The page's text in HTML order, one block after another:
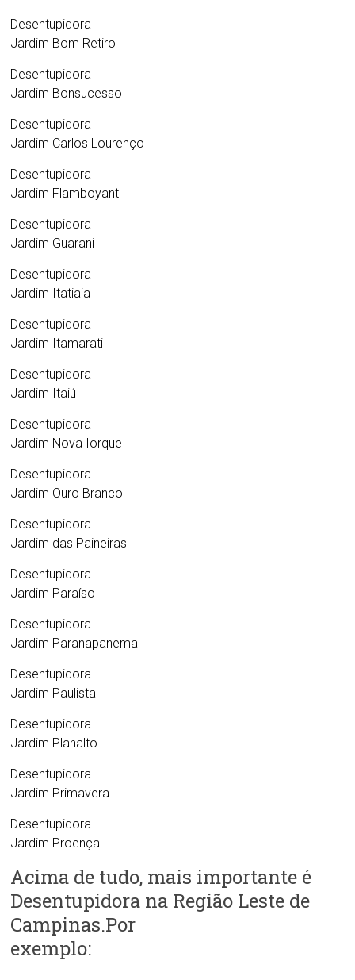
Desentupidora
Jardim Bom Retiro
Desentupidora
Jardim Bonsucesso
Desentupidora
Jardim Carlos Lourenço
Desentupidora
Jardim Flamboyant
Desentupidora
Jardim Guarani
Desentupidora
Jardim Itatiaia
Desentupidora
Jardim Itamarati
Desentupidora
Jardim Itaiú
Desentupidora
Jardim Nova Iorque
Desentupidora
Jardim Ouro Branco
Desentupidora
Jardim das Paineiras
Desentupidora
Jardim Paraíso
Desentupidora
Jardim Paranapanema
Desentupidora
Jardim Paulista
Desentupidora
Jardim Planalto
Desentupidora
Jardim Primavera
Desentupidora
Jardim Proença
Acima de tudo, mais importante é
Desentupidora na Região Leste de
Campinas.Por
exemplo: